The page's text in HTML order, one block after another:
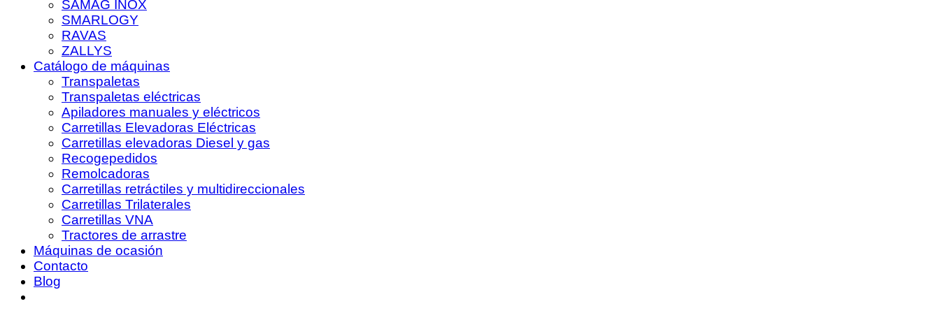
SAMAG INOX
SMARLOGY
RAVAS
ZALLYS
Catálogo de máquinas
Transpaletas
Transpaletas eléctricas
Apiladores manuales y eléctricos
Carretillas Elevadoras Eléctricas
Carretillas elevadoras Diesel y gas
Recogepedidos
Remolcadoras
Carretillas retráctiles y multidireccionales
Carretillas Trilaterales
Carretillas VNA
Tractores de arrastre
Máquinas de ocasión
Contacto
Blog